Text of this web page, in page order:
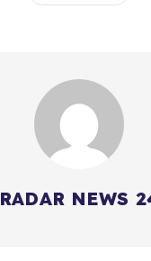
RADAR NEWS